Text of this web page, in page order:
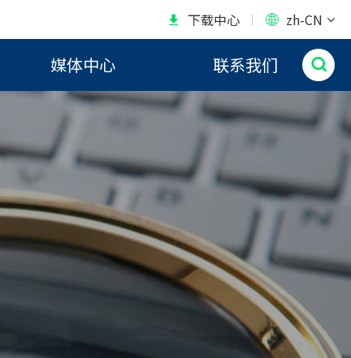
 下载中心  zh-CN
媒体中心 联系我们 